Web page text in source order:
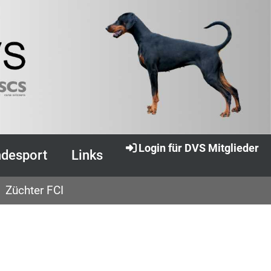
Links Login für DVS Mitglieder
Züchter FCI